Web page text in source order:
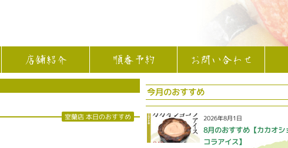
店舗紹介 順番予約 お問い合わせ
室蘭店 本日のおすすめ
今月のおすすめ
2026年8月1日
8月のおすすめ【カカオシ
コラアイス】